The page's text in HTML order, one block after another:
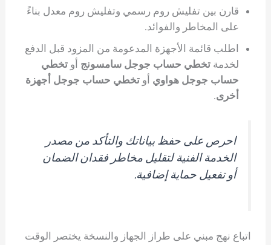
قارن بين تفليش روم رسمي وتفليش روم معدل بناءً
على المخاطر والفوائد.
اطلب قائمة الأجهزة المدعومة من المزود قبل الدفع
لخدمةتخطي حساب جوجل سامسونج أوتخطي
حساب جوجل هواوي أوتخطي حساب جوجل أجهزة
أخرى.
احرص على حفظ بياناتك والتأكد من مصدر
الخدمة الفنية لتقليل مخاطر فقدان الضمان
أو تفعيل حماية إضافية.
اتباع نهج مبني على طراز الجهاز والنسخة يختصر الوقت